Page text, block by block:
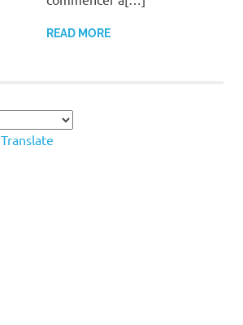
READ MORE
Translate